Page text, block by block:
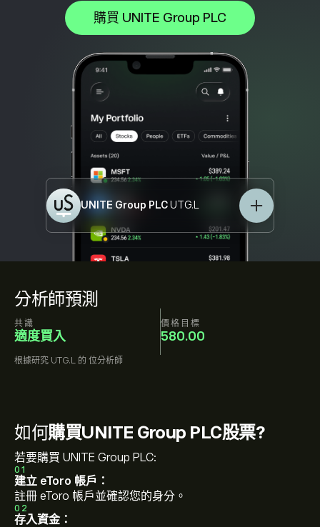
分析師預測
共識
適度買入
價格目標
580.00
根據研究 UTG.L 的 位分析師
購買 UNITE Group PLC
UNITE Group PLCUTG.L
如何購買UNITE Group PLC股票?
若要購買 UNITE Group PLC:
01
建立 eToro 帳戶：
註冊 eToro 帳戶並確認您的身分。
02
存入資金：